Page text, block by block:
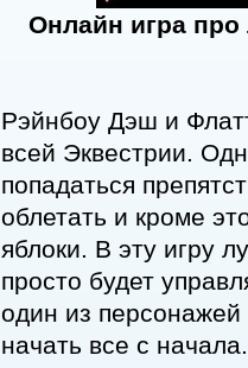
Онлайн игра
Рэйнбоу Дэш и
всей Эквестрии.
попадаться
облетать и кроме
яблоки. В эту игру
просто будет
один из персонажей
начать все с